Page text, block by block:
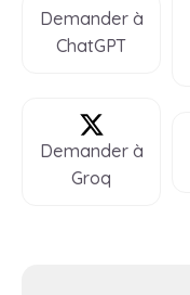
Demander à
ChatGPT
Demander à
Groq